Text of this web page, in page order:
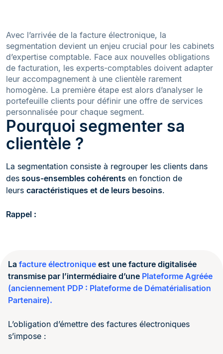
Avec l’arrivée de la facture électronique, la
segmentation devient un enjeu crucial pour les cabinets
d’expertise comptable. Face aux nouvelles obligations
de facturation, les experts-comptables doivent adapter
leur accompagnement à une clientèle rarement
homogène. La première étape est alors d’analyser le
portefeuille clients pour définir une offre de services
personnalisée pour chaque segment.
Pourquoi segmenter sa
clientèle ?
La segmentation consiste à regrouper les clients dans
des sous-ensembles cohérents en fonction de
leurs caractéristiques et de leurs besoins.
Rappel :
La facture électronique est une facture digitalisée
transmise par l’intermédiaire d’une Plateforme Agréée
(anciennement PDP : Plateforme de Dématérialisation
Partenaire).
L’obligation d’émettre des factures électroniques
s’impose :